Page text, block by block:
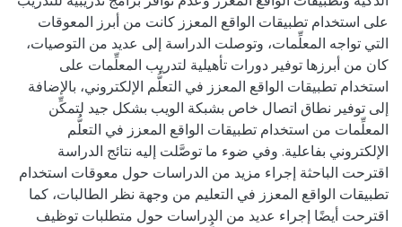
على استخدام تطبيقات الواقع المعزز كانت من أبرز المعوقات
التي تواجه المعلِّمات، وتوصلت الدراسة إلى عديد من التوصيات،
كان من أبرزها توفير دورات تأهيلية لتدريب المعلِّمات على
استخدام تطبيقات الواقع المعزز في التعلُّم الإلكتروني، بالإضافة
إلى توفير نطاق اتصال خاص بشبكة الويب بشكل جيد لتمكِّن
المعلِّمات من استخدام تطبيقات الواقع المعزز في التعلُّم
الإلكتروني بفاعلية. وفي ضوء ما توصَّلت إليه نتائج الدراسة
اقترحت الباحثة إجراء مزيد من الدراسات حول معوقات استخدام
تطبيقات الواقع المعزز في التعليم من وجهة نظر الطالبات، كما
اقترحت أيضًا إجراء عديد من الدراسات حول متطلبات توظيف